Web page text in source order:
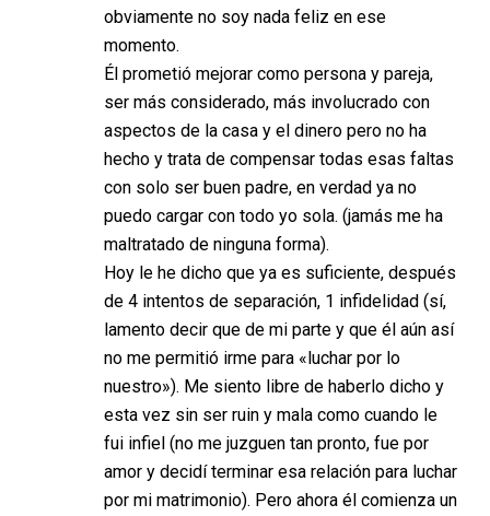
obviamente no soy nada feliz en ese
momento.
Él prometió mejorar como persona y pareja,
ser más considerado, más involucrado con
aspectos de la casa y el dinero pero no ha
hecho y trata de compensar todas esas faltas
con solo ser buen padre, en verdad ya no
puedo cargar con todo yo sola. (jamás me ha
maltratado de ninguna forma).
Hoy le he dicho que ya es suficiente, después
de 4 intentos de separación, 1 infidelidad (sí,
lamento decir que de mi parte y que él aún así
no me permitió irme para «luchar por lo
nuestro»). Me siento libre de haberlo dicho y
esta vez sin ser ruin y mala como cuando le
fui infiel (no me juzguen tan pronto, fue por
amor y decidí terminar esa relación para luchar
por mi matrimonio). Pero ahora él comienza un